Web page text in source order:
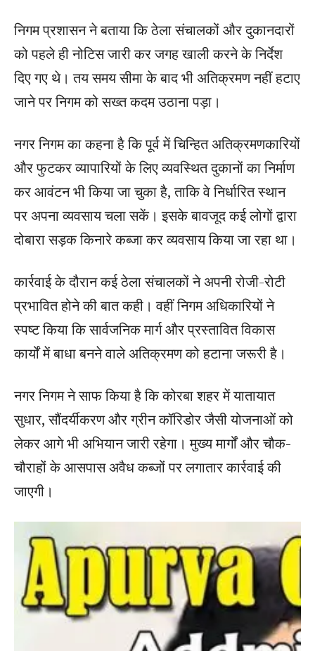
निगम प्रशासन ने बताया कि ठेला संचालकों और दुकानदारों
को पहले ही नोटिस जारी कर जगह खाली करने के निर्देश
दिए गए थे। तय समय सीमा के बाद भी अतिक्रमण नहीं हटाए
जाने पर निगम को सख्त कदम उठाना पड़ा।
नगर निगम का कहना है कि पूर्व में चिन्हित अतिक्रमणकारियों
और फुटकर व्यापारियों के लिए व्यवस्थित दुकानों का निर्माण
कर आवंटन भी किया जा चुका है, ताकि वे निर्धारित स्थान
पर अपना व्यवसाय चला सकें। इसके बावजूद कई लोगों द्वारा
दोबारा सड़क किनारे कब्जा कर व्यवसाय किया जा रहा था।
कार्रवाई के दौरान कई ठेला संचालकों ने अपनी रोजी-रोटी
प्रभावित होने की बात कही। वहीं निगम अधिकारियों ने
स्पष्ट किया कि सार्वजनिक मार्ग और प्रस्तावित विकास
कार्यों में बाधा बनने वाले अतिक्रमण को हटाना जरूरी है।
नगर निगम ने साफ किया है कि कोरबा शहर में यातायात
सुधार, सौंदर्यीकरण और ग्रीन कॉरिडोर जैसी योजनाओं को
लेकर आगे भी अभियान जारी रहेगा। मुख्य मार्गों और चौक-
चौराहों के आसपास अवैध कब्जों पर लगातार कार्रवाई की
जाएगी।